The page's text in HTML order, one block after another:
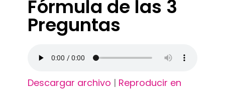
Fórmula de las 3
Preguntas
Descargar archivo | Reproducir en